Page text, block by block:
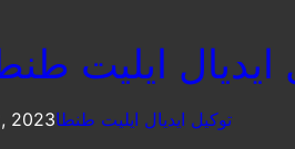
ايليت طنطا
2023توكيل ايديال ايليت طنطا